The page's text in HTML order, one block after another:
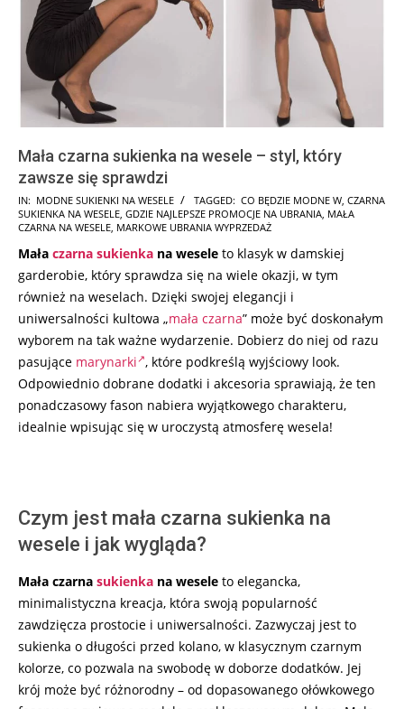
Mała czarna sukienka na wesele – styl, który
zawsze się sprawdzi
2024-
09-
IN: MODNE SUKIENKI NA WESELE TAGGED: CO BĘDZIE MODNE W, CZARNA
SUKIENKA NA WESELE, GDZIE NAJLEPSZE PROMOCJE NA UBRANIA, MAŁA
CZARNA NA WESELE, MARKOWE UBRANIA WYPRZEDAŻ
Mała czarna sukienka na wesele to klasyk w damskiej
garderobie, który sprawdza się na wiele okazji, w tym
również na weselach. Dzięki swojej elegancji i
uniwersalności kultowa „mała czarna” może być doskonałym
wyborem na tak ważne wydarzenie. Dobierz do niej od razu
pasujące marynarki , które podkreślą wyjściowy look.
Odpowiednio dobrane dodatki i akcesoria sprawiają, że ten
ponadczasowy fason nabiera wyjątkowego charakteru,
idealnie wpisując się w uroczystą atmosferę wesela!
Czym jest mała czarna sukienka na
wesele i jak wygląda?
Mała czarna sukienka na wesele to elegancka,
minimalistyczna kreacja, która swoją popularność
zawdzięcza prostocie i uniwersalności. Zazwyczaj jest to
sukienka o długości przed kolano, w klasycznym czarnym
kolorze, co pozwala na swobodę w doborze dodatków. Jej
krój może być różnorodny – od dopasowanego ołówkowego